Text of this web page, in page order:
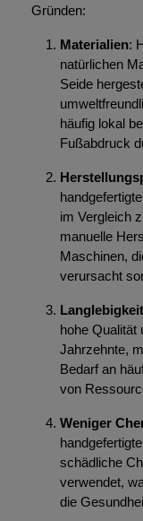
Gründen:
Materialien:
natürlichen
Seide
häufig lokal
Fußabdruck
im Vergleich
manuelle
Maschinen,
verursacht
Langlebigkeit
hohe Qualität
Jahrzehnte,
Bedarf an
von
Weniger
schädliche
verwendet,
die